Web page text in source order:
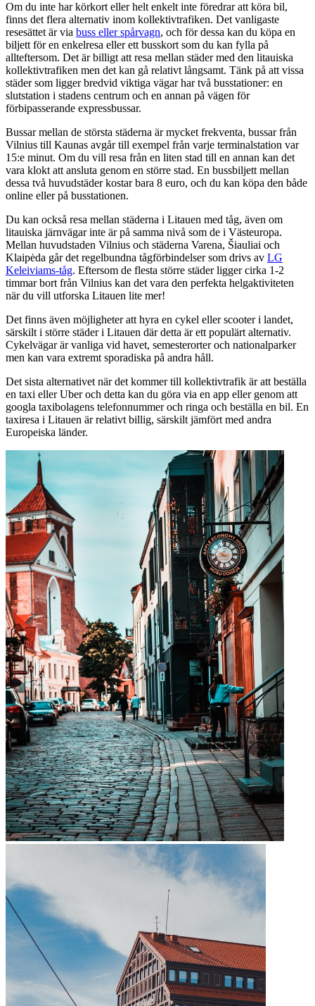
Om du inte har körkort eller helt enkelt inte föredrar att köra bil,
finns det flera alternativ inom kollektivtrafiken. Det vanligaste
resesättet är via buss eller spårvagn, och för dessa kan du köpa en
biljett för en enkelresa eller ett busskort som du kan fylla på
allteftersom. Det är billigt att resa mellan städer med den litauiska
kollektivtrafiken men det kan gå relativt långsamt. Tänk på att vissa
städer som ligger bredvid viktiga vägar har två busstationer: en
slutstation i stadens centrum och en annan på vägen för
förbipasserande expressbussar.
Bussar mellan de största städerna är mycket frekventa, bussar från
Vilnius till Kaunas avgår till exempel från varje terminalstation var
15:e minut. Om du vill resa från en liten stad till en annan kan det
vara klokt att ansluta genom en större stad. En bussbiljett mellan
dessa två huvudstäder kostar bara 8 euro, och du kan köpa den både
online eller på busstationen.
Du kan också resa mellan städerna i Litauen med tåg, även om
litauiska järnvägar inte är på samma nivå som de i Västeuropa.
Mellan huvudstaden Vilnius och städerna Varena, Šiauliai och
Klaipėda går det regelbundna tågförbindelser som drivs av LG
Keleiviams-tåg. Eftersom de flesta större städer ligger cirka 1-2
timmar bort från Vilnius kan det vara den perfekta helgaktiviteten
när du vill utforska Litauen lite mer!
Det finns även möjligheter att hyra en cykel eller scooter i landet,
särskilt i större städer i Litauen där detta är ett populärt alternativ.
Cykelvägar är vanliga vid havet, semesterorter och nationalparker
men kan vara extremt sporadiska på andra håll.
Det sista alternativet när det kommer till kollektivtrafik är att beställa
en taxi eller Uber och detta kan du göra via en app eller genom att
googla taxibolagens telefonnummer och ringa och beställa en bil. En
taxiresa i Litauen är relativt billig, särskilt jämfört med andra
Europeiska länder.